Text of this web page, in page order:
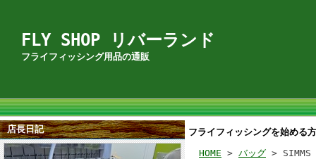
FLY SHOP リバーランド
フライフィッシング用品の通販
店長日記
フライフィッシングを始める
HOME > バッグ > SIMMS